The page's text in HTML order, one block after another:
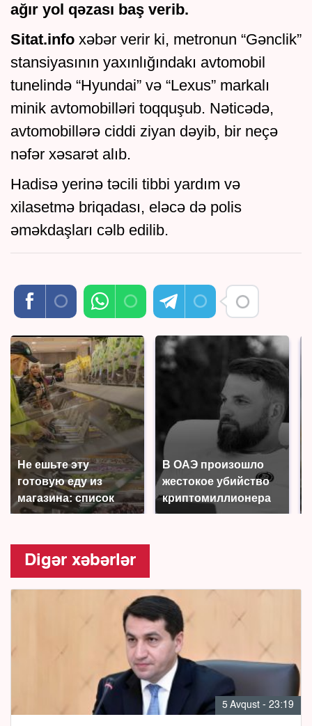
ağır yol qəzası baş verib.
Sitat.info xəbər verir ki, metronun “Gənclik”
stansiyasının yaxınlığındakı avtomobil
tunelində “Hyundai” və “Lexus” markalı
minik avtomobilləri toqquşub. Nəticədə,
avtomobillərə ciddi ziyan dəyib, bir neçə
nəfər xəsarət alıb.
Hadisə yerinə təcili tibbi yardım və
xilasetmə briqadası, eləcə də polis
əməkdaşları cəlb edilib.
Не ешьте эту
готовую еду из
магазина: список
В ОАЭ произошло
жестокое убийство
криптомиллионера
Digər xəbərlər
5 Avqust - 23:19